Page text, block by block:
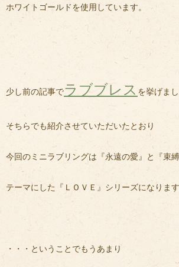
ホワイトゴールドを使用しています。
少し前の記事でラブブレス を挙げま
そちらでも紹介させていただいたとおり
今回のミニラブリングは『永遠の愛』と『束
テーマにした『ＬＯＶＥ』シリーズになりま
・・・ということでもうあまり